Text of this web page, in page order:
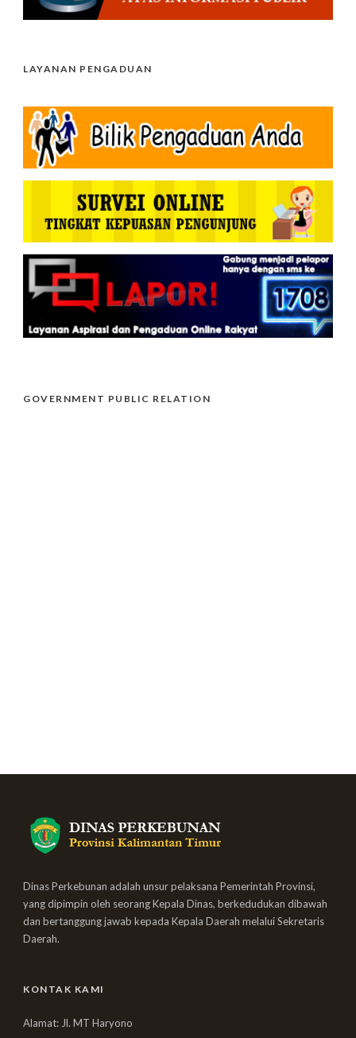
LAYANAN PENGADUAN
GOVERNMENT PUBLIC RELATION
Dinas Perkebunan adalah unsur pelaksana Pemerintah Provinsi,
yang dipimpin oleh seorang Kepala Dinas, berkedudukan dibawah
dan bertanggung jawab kepada Kepala Daerah melalui Sekretaris
Daerah.
KONTAK KAMI
Alamat: Jl. MT Haryono